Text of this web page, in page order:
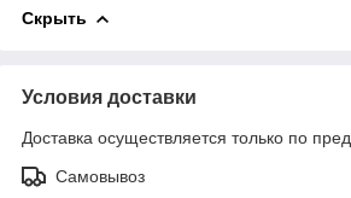
Скрыть
Условия доставки
Доставка осуществляется только по
Самовывоз